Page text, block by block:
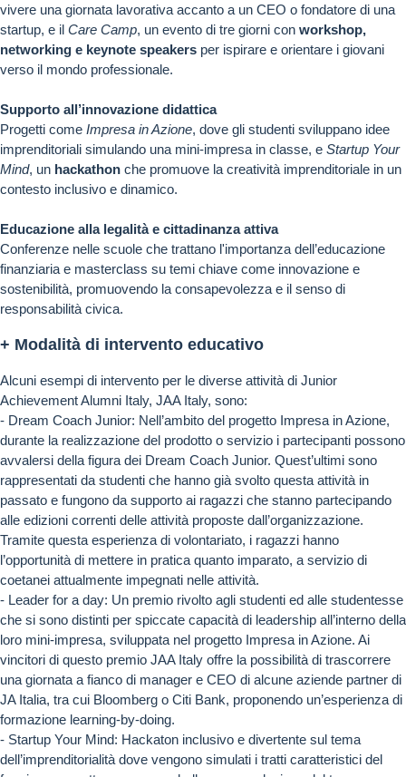
vivere una giornata lavorativa accanto a un CEO o fondatore di una
startup, e il Care Camp, un evento di tre giorni con workshop,
networking e keynote speakers per ispirare e orientare i giovani
verso il mondo professionale.
Supporto all’innovazione didattica
Progetti come Impresa in Azione, dove gli studenti sviluppano idee
imprenditoriali simulando una mini-impresa in classe, e Startup Your
Mind, un hackathon che promuove la creatività imprenditoriale in un
contesto inclusivo e dinamico.
Educazione alla legalità e cittadinanza attiva
Conferenze nelle scuole che trattano l'importanza dell’educazione
finanziaria e masterclass su temi chiave come innovazione e
sostenibilità, promuovendo la consapevolezza e il senso di
responsabilità civica.
+ Modalità di intervento educativo
Alcuni esempi di intervento per le diverse attività di Junior
Achievement Alumni Italy, JAA Italy, sono:
- Dream Coach Junior: Nell’ambito del progetto Impresa in Azione,
durante la realizzazione del prodotto o servizio i partecipanti possono
avvalersi della figura dei Dream Coach Junior. Quest’ultimi sono
rappresentati da studenti che hanno già svolto questa attività in
passato e fungono da supporto ai ragazzi che stanno partecipando
alle edizioni correnti delle attività proposte dall’organizzazione.
Tramite questa esperienza di volontariato, i ragazzi hanno
l’opportunità di mettere in pratica quanto imparato, a servizio di
coetanei attualmente impegnati nelle attività.
- Leader for a day: Un premio rivolto agli studenti ed alle studentesse
che si sono distinti per spiccate capacità di leadership all’interno della
loro mini-impresa, sviluppata nel progetto Impresa in Azione. Ai
vincitori di questo premio JAA Italy offre la possibilità di trascorrere
una giornata a fianco di manager e CEO di alcune aziende partner di
JA Italia, tra cui Bloomberg o Citi Bank, proponendo un’esperienza di
formazione learning-by-doing.
- Startup Your Mind: Hackaton inclusivo e divertente sul tema
dell’imprenditorialità dove vengono simulati i tratti caratteristici del